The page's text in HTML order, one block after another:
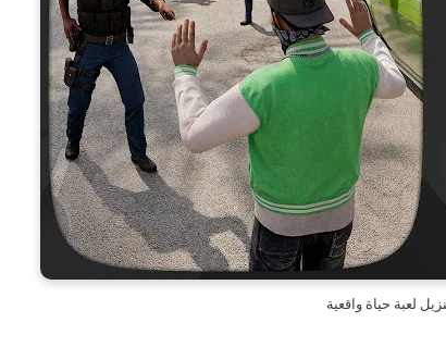
لعبة حياة واقعية